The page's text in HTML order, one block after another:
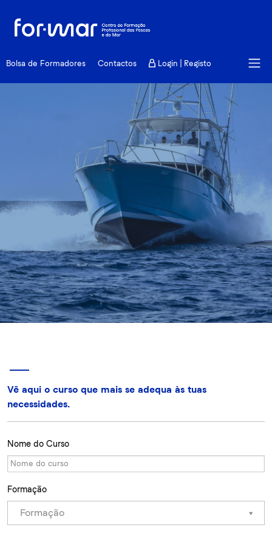
Bolsa de Formadores Contactos Login | Registo
Formação
Vê aqui o curso que mais se adequa às tuas
necessidades.
Nome do Curso
Formação
Formação